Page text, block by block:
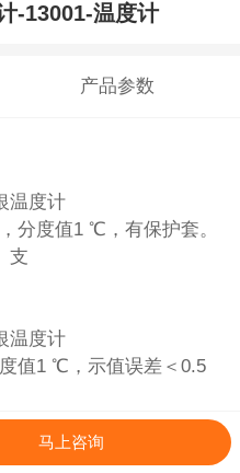
-13001-温度计
产品参数
温度计
分度值1 ℃，有保护套。
支
温度计
值1 ℃，示值误差＜0.5
生物5支
马上咨询